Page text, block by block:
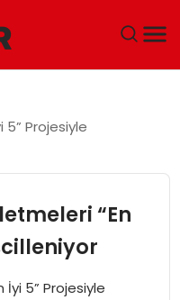
5” Projesiyle
“En
İyi 5” Projesiyle